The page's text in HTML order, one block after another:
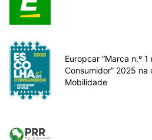
Europcar “Marca n.º
Consumidor” 2025
Mobilidade